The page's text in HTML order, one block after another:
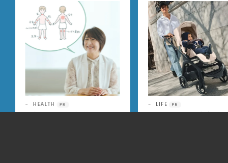
LIFE PR
コンパクトかつ、新生児から4歳
FASHION
シーンに合わせて賢く使い